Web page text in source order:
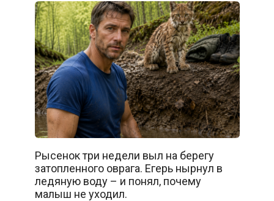
Рысенок три недели выл на берегу
затопленного оврага. Егерь нырнул в
ледяную воду – и понял, почему
малыш не уходил.